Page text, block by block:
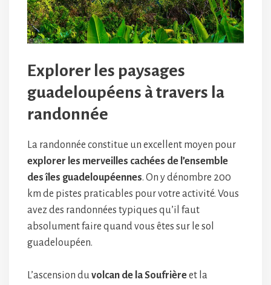
Explorer les paysages
guadeloupéens à travers la
randonnée
La randonnée constitue un excellent moyen pour
explorer les merveilles cachées de l’ensemble
des îles guadeloupéennes. On y dénombre 200
km de pistes praticables pour votre activité. Vous
avez des randonnées typiques qu’il faut
absolument faire quand vous êtes sur le sol
guadeloupéen.
L’ascension duvolcan de la Soufrièreet la